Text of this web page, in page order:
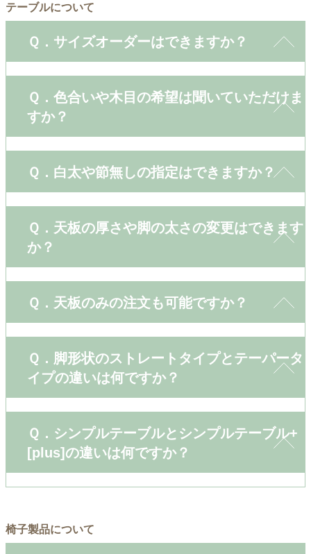
テーブルについて
Ｑ．サイズオーダーはできますか？
Ｑ．色合いや木目の希望は聞いていただけま
すか？
Ｑ．白太や節無しの指定はできますか？
Ｑ．天板の厚さや脚の太さの変更はできます
か？
Ｑ．天板のみの注文も可能ですか？
Ｑ．脚形状のストレートタイプとテーパータ
イプの違いは何ですか？
Ｑ．シンプルテーブルとシンプルテーブル+
[plus]の違いは何ですか？
椅子製品について